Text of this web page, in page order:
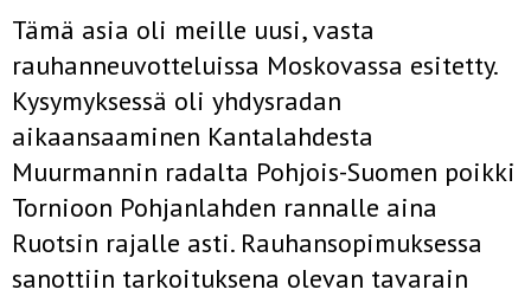
Tämä asia oli meille uusi, vasta
rauhanneuvotteluissa Moskovassa esitetty.
Kysymyksessä oli yhdysradan
aikaansaaminen Kantalahdesta
Muurmannin radalta Pohjois-Suomen poikki
Tornioon Pohjanlahden rannalle aina
Ruotsin rajalle asti. Rauhansopimuksessa
sanottiin tar­koituksena olevan tavarain